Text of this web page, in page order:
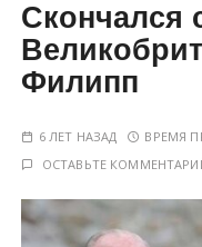
Скончался
Филипп
6 ЛЕТ НАЗАД ВРЕМЯ
ОСТАВЬТЕ